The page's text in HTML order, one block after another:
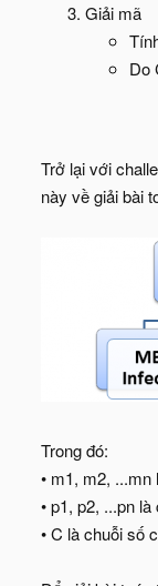
Giải mã
Do
Trở lại với
này về giải bài
Trong đó:
• m1, m2,
• p1, p2, ...pn
• C là chuỗi số